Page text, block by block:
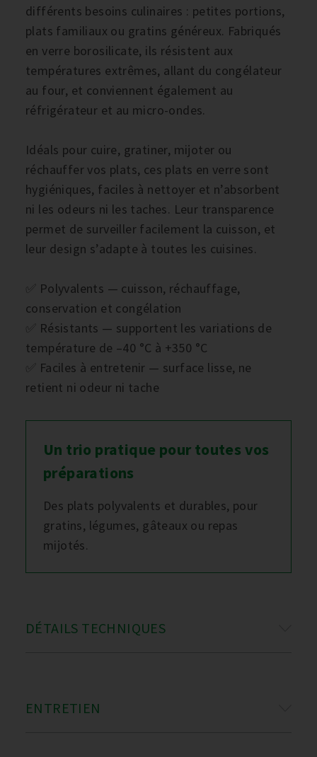
différents besoins culinaires : petites portions,
plats familiaux ou gratins généreux. Fabriqués
en verre borosilicate, ils résistent aux
températures extrêmes, allant du congélateur
au four, et conviennent également au
réfrigérateur et au micro-ondes.
Idéals pour cuire, gratiner, mijoter ou
réchauffer vos plats, ces plats en verre sont
hygiéniques, faciles à nettoyer et n’absorbent
ni les odeurs ni les taches. Leur transparence
permet de surveiller facilement la cuisson, et
leur design s’adapte à toutes les cuisines.
✅ Polyvalents — cuisson, réchauffage,
conservation et congélation
✅ Résistants — supportent les variations de
température de –40 °C à +350 °C
✅ Faciles à entretenir — surface lisse, ne
retient ni odeur ni tache
Un trio pratique pour toutes vos
préparations
Des plats polyvalents et durables, pour
gratins, légumes, gâteaux ou repas
mijotés.
DÉTAILS TECHNIQUES
ENTRETIEN